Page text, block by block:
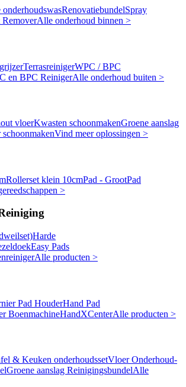
RenovatiebundelSpray
RemoverAlle onderhoud binnen >
TerrasreinigerWPC / BPC
en BPC ReinigerAlle onderhoud buiten >
vloerKwasten schoonmakenGroene aanslag
Vind meer oplossingen >
Rollerset klein 10cmPad - GrootPad
>
Harde
Easy Pads
Alle producten >
Pad HouderHand Pad
BoenmachineHandXCenterAlle producten >
& Keuken onderhoudssetVloer Onderhoud-
Groene aanslag ReinigingsbundelAlle